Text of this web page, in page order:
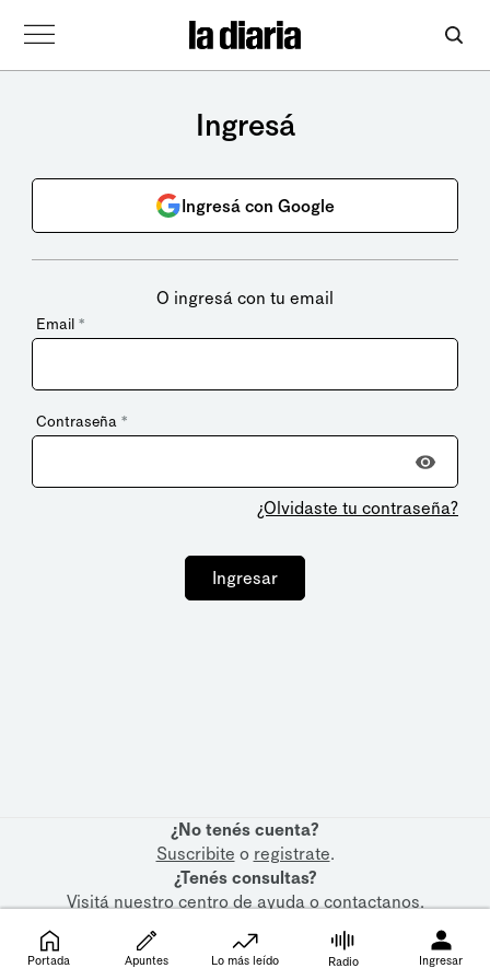
Ingresá
Ingresá con Google
O ingresá con tu email
Email *
Contraseña *
¿Olvidaste tu contraseña?
Ingresar
¿No tenés cuenta?
Suscribite o registrate.
¿Tenés consultas?
Visitá nuestrocentro de ayudaocontactanos.
Portada Apuntes Lo más leído Radio Ingresar